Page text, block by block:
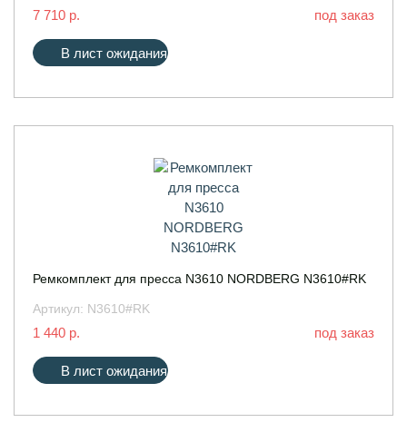
7 710 р. под заказ
В лист ожидания
Ремкомплект для пресса N3610 NORDBERG N3610#RK
Артикул: N3610#RK
1 440 р. под заказ
В лист ожидания